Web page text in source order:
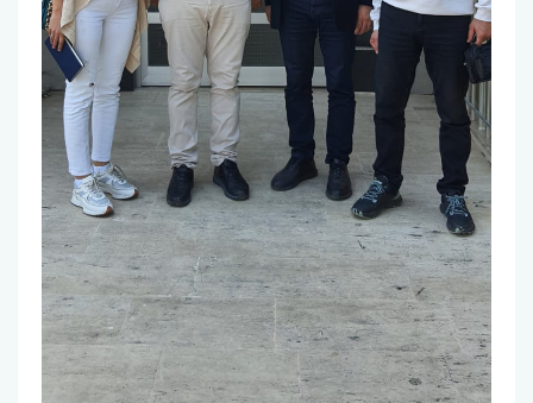
Uluslararasılaşma Faaliyetleri